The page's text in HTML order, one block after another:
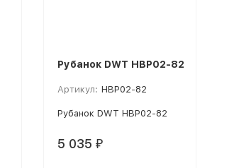
Рубанок DWT HBP02-82
Артикул: HBP02-82
Рубанок DWT HBP02-82
5 035 ₽